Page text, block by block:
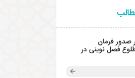
صدور فرمان
فصل نوینی در